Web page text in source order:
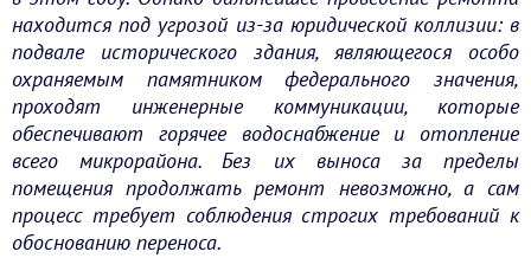
находится под угрозой из-за юридической коллизии: в
подвале исторического здания, являющегося особо
охраняемым памятником федерального значения,
проходят инженерные коммуникации, которые
обеспечивают горячее водоснабжение и отопление
всего микрорайона. Без их выноса за пределы
помещения продолжать ремонт невозможно, а сам
процесс требует соблюдения строгих требований к
обоснованию переноса.